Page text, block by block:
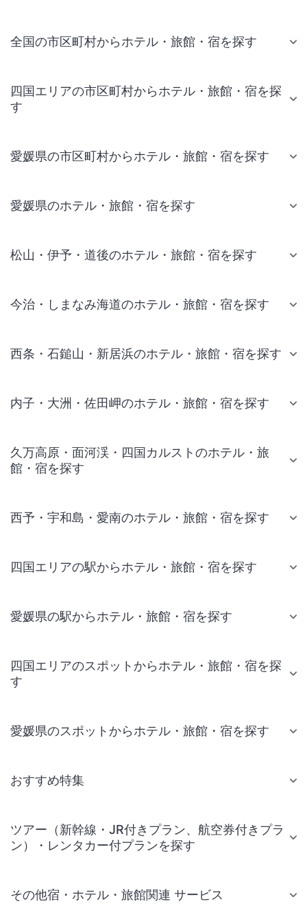
全国の市区町村からホテル・旅館・宿を探す
四国エリアの市区町村からホテル・旅館・宿を探
す
愛媛県の市区町村からホテル・旅館・宿を探す
愛媛県のホテル・旅館・宿を探す
松山・伊予・道後のホテル・旅館・宿を探す
今治・しまなみ海道のホテル・旅館・宿を探す
西条・石鎚山・新居浜のホテル・旅館・宿を探す
内子・大洲・佐田岬のホテル・旅館・宿を探す
久万高原・面河渓・四国カルストのホテル・旅
館・宿を探す
西予・宇和島・愛南のホテル・旅館・宿を探す
四国エリアの駅からホテル・旅館・宿を探す
愛媛県の駅からホテル・旅館・宿を探す
四国エリアのスポットからホテル・旅館・宿を探
す
愛媛県のスポットからホテル・旅館・宿を探す
おすすめ特集
ツアー（新幹線・JR付きプラン、航空券付きプラ
ン）・レンタカー付プランを探す
その他宿・ホテル・旅館関連 サービス